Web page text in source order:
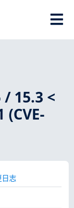
15.3 <
(CVE-
日志